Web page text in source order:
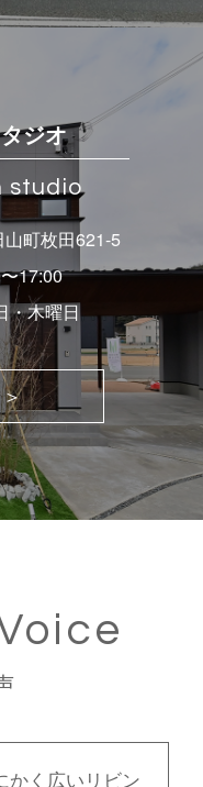
ジオ
studio
山町枚田621-5
17:00
・木曜日
かく広いリビン